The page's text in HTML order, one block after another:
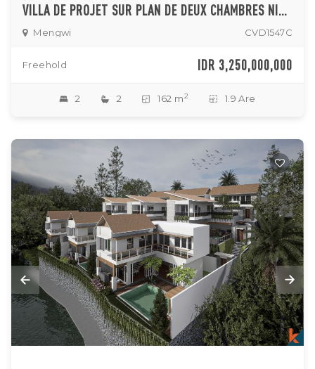
VILLA DE PROJET SUR PLAN DE DEUX CHAMBRES NICHÉE À PENARUNGAN
Mengwi CVD1547C
Freehold IDR 3,250,000,000
2 2 162 m 2 1.9 Are